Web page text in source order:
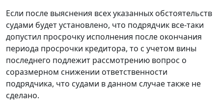
Если после выяснения всех указанных обстоятельств
судами будет установлено, что подрядчик все-таки
допустил просрочку исполнения после окончания
периода просрочки кредитора, то с учетом вины
последнего подлежит рассмотрению вопрос о
соразмерном снижении ответственности
подрядчика, что судами в данном случае также не
сделано.